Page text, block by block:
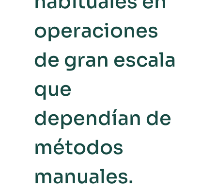
operaciones
de gran escala
que
dependían de
métodos
manuales.